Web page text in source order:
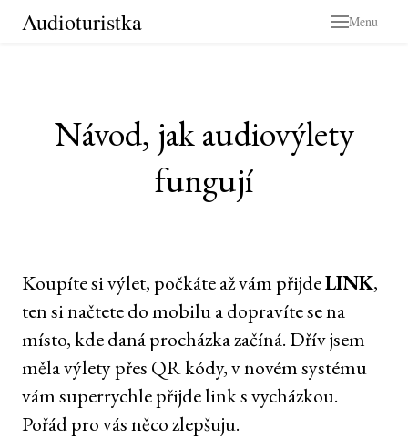
Menu
Audioturistka
Návod, jak audiovýlety
fungují
Koupíte si výlet, počkáte až vám přijdeLINK,
ten si načtete do mobilu a dopravíte se na
místo, kde daná procházka začíná. Dřív jsem
měla výlety přes QR kódy, v novém systému
vám superrychle přijde link s vycházkou.
Pořád pro vás něco zlepšuju.